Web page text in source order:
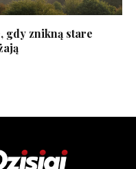
gdy znikną stare